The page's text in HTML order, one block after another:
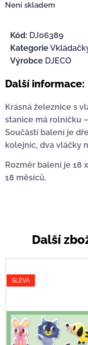
Není skladem
Kód: DJ06389
Kategorie
Výrobce DJECO
Další informace:
Krásná železnice s
stanice má rolničku
Součástí balení je
kolejnic, dva vláčky
Rozměr balení je 18
18 měsíců.
Další
SLEVA